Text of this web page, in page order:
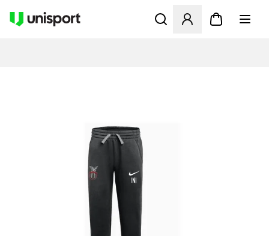
Åbner en Modal til at